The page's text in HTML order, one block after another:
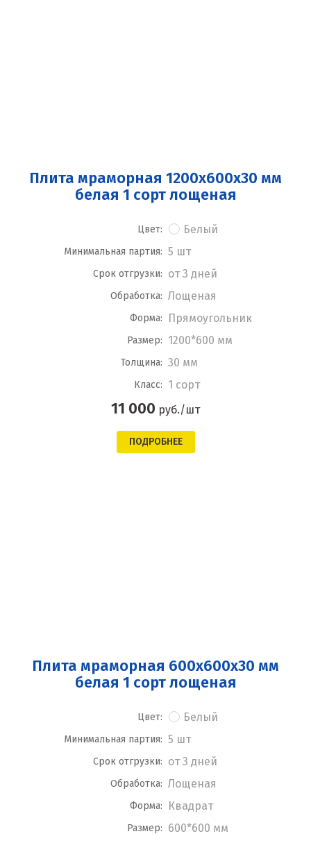
Плита мраморная 1200x600x30 мм
белая 1 сорт лощеная
Цвет: Белый
Минимальная партия: 5 шт
Срок отгрузки: от 3 дней
Обработка: Лощеная
Форма: Прямоугольник
Размер: 1200*600 мм
Толщина: 30 мм
Класс: 1 сорт
11 000 руб./шт
ПОДРОБНЕЕ
Плита мраморная 600x600x30 мм
белая 1 сорт лощеная
Цвет: Белый
Минимальная партия: 5 шт
Срок отгрузки: от 3 дней
Обработка: Лощеная
Форма: Квадрат
Размер: 600*600 мм